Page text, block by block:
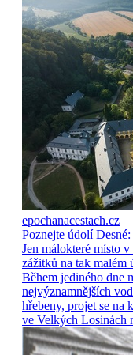
epochanacestach.cz
Poznejte údolí
Jen málokteré místo
zážitků na tak malém
Během jediného dne
nejvýznamnějších
hřebeny, projet se na
ve Velkých Losinách